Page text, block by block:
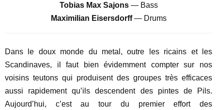
Tobias Max Sajons— Bass
Maximilian Eisersdorff— Drums
Dans le doux monde du metal, outre les ricains et les
Scandinaves, il faut bien évidemment compter sur nos
voisins teutons qui produisent des groupes très efficaces
aussi rapidement qu’ils descendent des pintes de Pils.
Aujourd’hui, c’est au tour du premier effort des